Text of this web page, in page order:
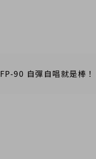
FP-90 自彈自唱就是棒！